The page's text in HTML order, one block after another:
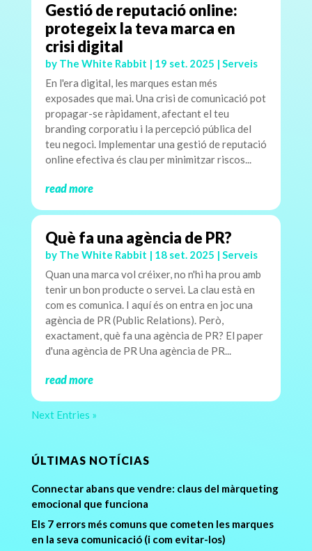
Gestió de reputació online:
protegeix la teva marca en
crisi digital
by The White Rabbit | 19 set. 2025 | Serveis
En l'era digital, les marques estan més
exposades que mai. Una crisi de comunicació pot
propagar-se ràpidament, afectant el teu
branding corporatiu i la percepció pública del
teu negoci. Implementar una gestió de reputació
online efectiva és clau per minimitzar riscos...
read more
Què fa una agència de PR?
by The White Rabbit | 18 set. 2025 | Serveis
Quan una marca vol créixer, no n'hi ha prou amb
tenir un bon producte o servei. La clau està en
com es comunica. I aquí és on entra en joc una
agència de PR (Public Relations). Però,
exactament, què fa una agència de PR? El paper
d'una agència de PR Una agència de PR...
read more
Next Entries »
ÚLTIMAS NOTÍCIAS
Connectar abans que vendre: claus del màrqueting
emocional que funciona
Els 7 errors més comuns que cometen les marques
en la seva comunicació (i com evitar-los)